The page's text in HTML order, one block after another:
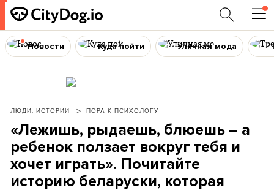
Новости Куда пойти Уличная мода
ЛЮДИ, ИСТОРИИ ПОРА К ПСИХОЛОГУ
«Лежишь, рыдаешь, блюешь – а
ребенок ползает вокруг тебя и
хочет играть». Почитайте
историю беларуски, которая